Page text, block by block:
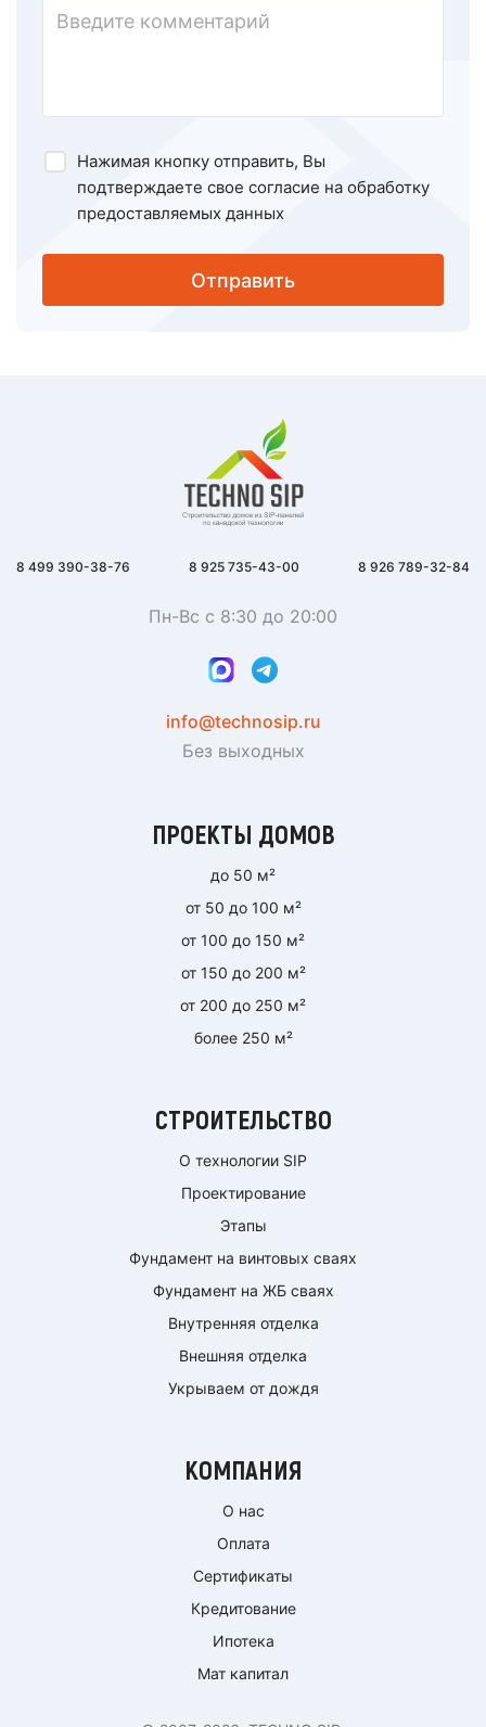
Нажимая кнопку отправить, Вы
подтверждаете свое согласие на обработку
предоставляемых данных
Отправить
8 499 390-38-76 8 925 735-43-00 8 926 789-32-84
Пн-Вс с 8:30 до 20:00
info@technosip.ru
Без выходных
ПРОЕКТЫ ДОМОВ
до 50 м²
от 50 до 100 м²
от 100 до 150 м²
от 150 до 200 м²
от 200 до 250 м²
более 250 м²
СТРОИТЕЛЬСТВО
О технологии SIP
Проектирование
Этапы
Фундамент на винтовых сваях
Фундамент на ЖБ сваях
Внутренняя отделка
Внешняя отделка
Укрываем от дождя
КОМПАНИЯ
О нас
Оплата
Сертификаты
Кредитование
Ипотека
Мат капитал